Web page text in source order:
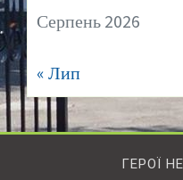
Серпень 2026
« Лип
ГЕРОЇ